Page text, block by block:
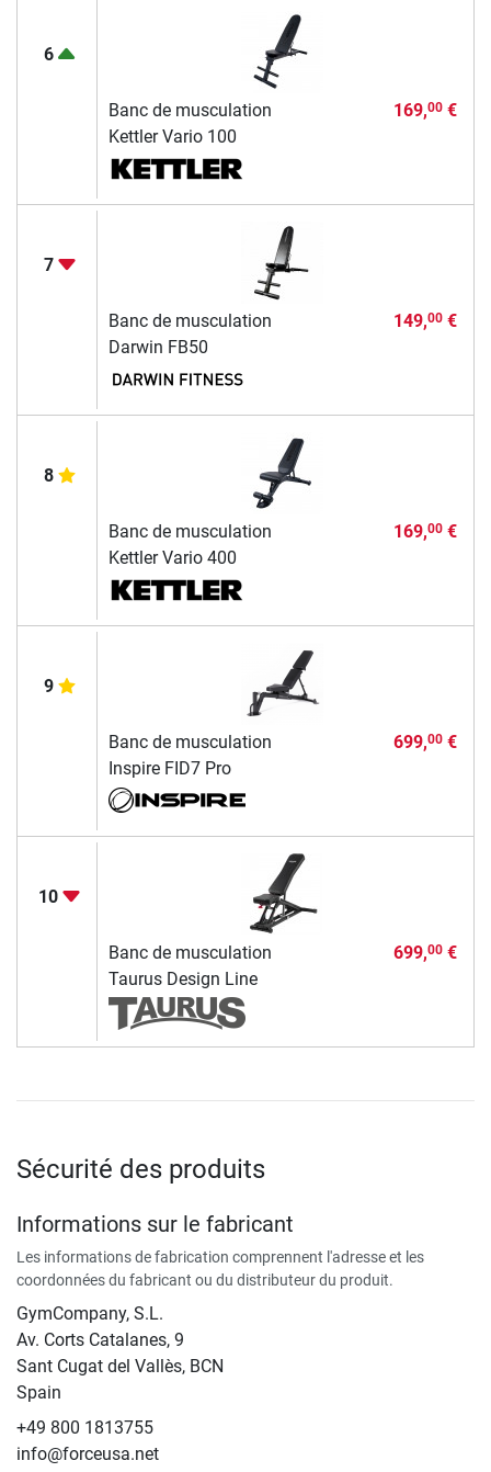
6
Banc de musculation
Kettler Vario 100
169,00€
7
Banc de musculation
Darwin FB50
149,00€
8
Banc de musculation
Kettler Vario 400
169,00€
9
Banc de musculation
Inspire FID7 Pro
699,00€
10
Banc de musculation
Taurus Design Line
699,00€
Sécurité des produits
Informations sur le fabricant
Les informations de fabrication comprennent l'adresse et les
coordonnées du fabricant ou du distributeur du produit.
GymCompany, S.L.
Av. Corts Catalanes, 9
Sant Cugat del Vallès, BCN
Spain
+49 800 1813755
info@forceusa.net